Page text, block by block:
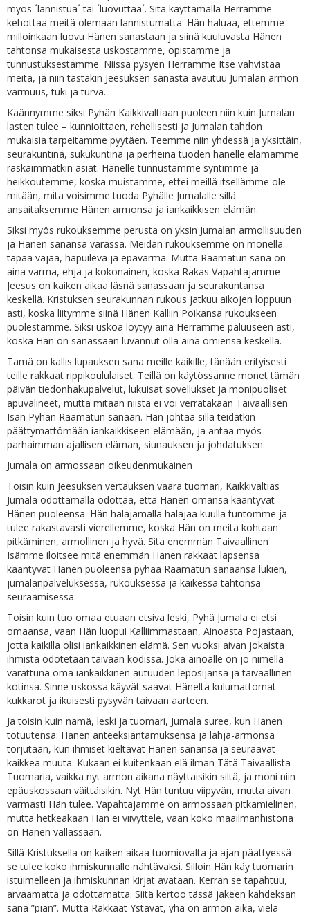
myös ´lannistua´ tai ´luovuttaa´. Sitä käyttämällä Herramme
kehottaa meitä olemaan lannistumatta. Hän haluaa, ettemme
milloinkaan luovu Hänen sanastaan ja siinä kuuluvasta Hänen
tahtonsa mukaisesta uskostamme, opistamme ja
tunnustuksestamme. Niissä pysyen Herramme Itse vahvistaa
meitä, ja niin tästäkin Jeesuksen sanasta avautuu Jumalan armon
varmuus, tuki ja turva.
Käännymme siksi Pyhän Kaikkivaltiaan puoleen niin kuin Jumalan
lasten tulee – kunnioittaen, rehellisesti ja Jumalan tahdon
mukaisia tarpeitamme pyytäen. Teemme niin yhdessä ja yksittäin,
seurakuntina, sukukuntina ja perheinä tuoden hänelle elämämme
raskaimmatkin asiat. Hänelle tunnustamme syntimme ja
heikkoutemme, koska muistamme, ettei meillä itsellämme ole
mitään, mitä voisimme tuoda Pyhälle Jumalalle sillä
ansaitaksemme Hänen armonsa ja iankaikkisen elämän.
Siksi myös rukouksemme perusta on yksin Jumalan armollisuuden
ja Hänen sanansa varassa. Meidän rukouksemme on monella
tapaa vajaa, hapuileva ja epävarma. Mutta Raamatun sana on
aina varma, ehjä ja kokonainen, koska Rakas Vapahtajamme
Jeesus on kaiken aikaa läsnä sanassaan ja seurakuntansa
keskellä. Kristuksen seurakunnan rukous jatkuu aikojen loppuun
asti, koska liitymme siinä Hänen Kalliin Poikansa rukoukseen
puolestamme. Siksi uskoa löytyy aina Herramme paluuseen asti,
koska Hän on sanassaan luvannut olla aina omiensa keskellä.
Tämä on kallis lupauksen sana meille kaikille, tänään erityisesti
teille rakkaat rippikoululaiset. Teillä on käytössänne monet tämän
päivän tiedonhakupalvelut, lukuisat sovellukset ja monipuoliset
apuvälineet, mutta mitään niistä ei voi verratakaan Taivaallisen
Isän Pyhän Raamatun sanaan. Hän johtaa sillä teidätkin
päättymättömään iankaikkiseen elämään, ja antaa myös
parhaimman ajallisen elämän, siunauksen ja johdatuksen.
Jumala on armossaan oikeudenmukainen
Toisin kuin Jeesuksen vertauksen väärä tuomari, Kaikkivaltias
Jumala odottamalla odottaa, että Hänen omansa kääntyvät
Hänen puoleensa. Hän halajamalla halajaa kuulla tuntomme ja
tulee rakastavasti vierellemme, koska Hän on meitä kohtaan
pitkäminen, armollinen ja hyvä. Sitä enemmän Taivaallinen
Isämme iloitsee mitä enemmän Hänen rakkaat lapsensa
kääntyvät Hänen puoleensa pyhää Raamatun sanaansa lukien,
jumalanpalveluksessa, rukouksessa ja kaikessa tahtonsa
seuraamisessa.
Toisin kuin tuo omaa etuaan etsivä leski, Pyhä Jumala ei etsi
omaansa, vaan Hän luopui Kalliimmastaan, Ainoasta Pojastaan,
jotta kaikilla olisi iankaikkinen elämä. Sen vuoksi aivan jokaista
ihmistä odotetaan taivaan kodissa. Joka ainoalle on jo nimellä
varattuna oma iankaikkinen autuuden leposijansa ja taivaallinen
kotinsa. Sinne uskossa käyvät saavat Häneltä kulumattomat
kukkarot ja ikuisesti pysyvän taivaan aarteen.
Ja toisin kuin nämä, leski ja tuomari, Jumala suree, kun Hänen
totuutensa: Hänen anteeksiantamuksensa ja lahja-armonsa
torjutaan, kun ihmiset kieltävät Hänen sanansa ja seuraavat
kaikkea muuta. Kukaan ei kuitenkaan elä ilman Tätä Taivaallista
Tuomaria, vaikka nyt armon aikana näyttäisikin siltä, ja moni niin
epäuskossaan väittäisikin. Nyt Hän tuntuu viipyvän, mutta aivan
varmasti Hän tulee. Vapahtajamme on armossaan pitkämielinen,
mutta hetkeäkään Hän ei viivyttele, vaan koko maailmanhistoria
on Hänen vallassaan.
Sillä Kristuksella on kaiken aikaa tuomiovalta ja ajan päättyessä
se tulee koko ihmiskunnalle nähtäväksi. Silloin Hän käy tuomarin
istuimelleen ja ihmiskunnan kirjat avataan. Kerran se tapahtuu,
arvaamatta ja odottamatta. Siitä kertoo tässä jakeen kahdeksan
sana ”pian”. Mutta Rakkaat Ystävät, yhä on armon aika, vielä